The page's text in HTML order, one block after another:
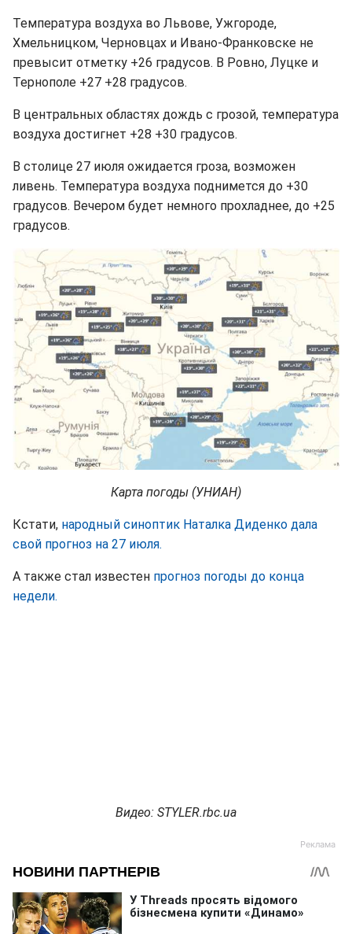
Температура воздуха во Львове, Ужгороде,
Хмельницком, Черновцах и Ивано-Франковске не
превысит отметку +26 градусов. В Ровно, Луцке и
Тернополе +27 +28 градусов.
В центральных областях дождь с грозой, температура
воздуха достигнет +28 +30 градусов.
В столице 27 июля ожидается гроза, возможен
ливень. Температура воздуха поднимется до +30
градусов. Вечером будет немного прохладнее, до +25
градусов.
Карта погоды (УНИАН)
Кстати, народный синоптик Наталка Диденко дала
свой прогноз на 27 июля.
А также стал известен прогноз погоды до конца
недели.
Видео: STYLER.rbc.ua